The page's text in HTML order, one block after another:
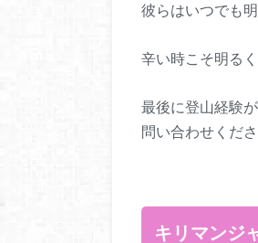
彼らはいつでも
辛い時こそ明る
最後に登山経験
問い合わせくださ
キリマンジ